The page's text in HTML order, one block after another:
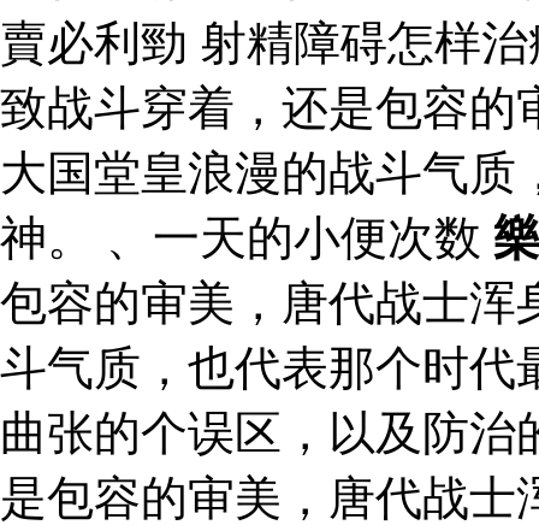
賣必利勁 射精障碍怎样
致战斗穿着，还是包容的
大国堂皇浪漫的战斗气
神。 、一天的小便次数
包容的审美，唐代战士浑
斗气质，也代表那个时
曲张的个误区，以及防
是包容的审美，唐代战